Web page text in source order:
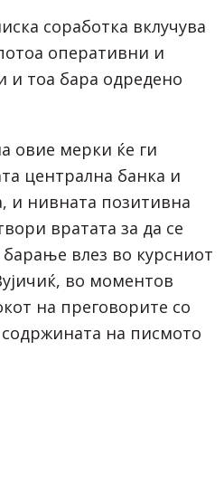
соработка вклучува
оперативни и
и тоа бара одредено
овие мерки ќе ги
централна банка и
и нивната позитивна
вратата за да се
влез во курсниот
во моментов
на преговорите со
на писмото